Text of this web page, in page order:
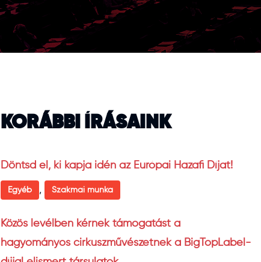
KORÁBBI ÍRÁSAINK
Döntsd el, ki kapja idén az Európai Hazafi Díjat!
Egyéb , Szakmai munka
Közös levélben kérnek támogatást a
hagyományos cirkuszművészetnek a BigTopLabel-